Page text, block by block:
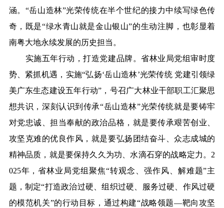
涵。“岳山造林”光荣传统在半个世纪的接力中续写绿色传
奇，既是“绿水青山就是金山银山”的生动注脚，也彰显着
南粤大地永续发展的历史担当。
实施五年行动，打造党建品牌。省林业局党组审时度
势、紧抓机遇，实施“弘扬‘岳山造林’光荣传统 党建引领绿
美广东生态建设五年行动”，号召广大林业干部职工汇聚思
想共识，深刻认识到传承“岳山造林”光荣传统就是要铸牢
对党忠诚、担当奉献的政治品格，就是要传承艰苦创业、
攻坚克难的优良作风，就是要弘扬团结奋斗、众志成城的
精神品质，就是要保持久久为功、水滴石穿的战略定力。2
025年，省林业局党组聚焦“转观念、强作风、解难题”主
题，制定“打造政治过硬、组织过硬、服务过硬、作风过硬
的模范机关”的行动目标，通过构建“战略领题—靶向攻坚